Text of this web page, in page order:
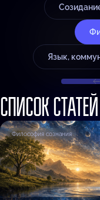
Язык,
СПИСОК СТАТЕЙ
Философия сознания